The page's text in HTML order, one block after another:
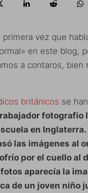
primera vez que
en este blog,
a contaros, bien
británicos se
fotografio
en
las imágenes al
por el cuello al
aparecía la
de un joven niño